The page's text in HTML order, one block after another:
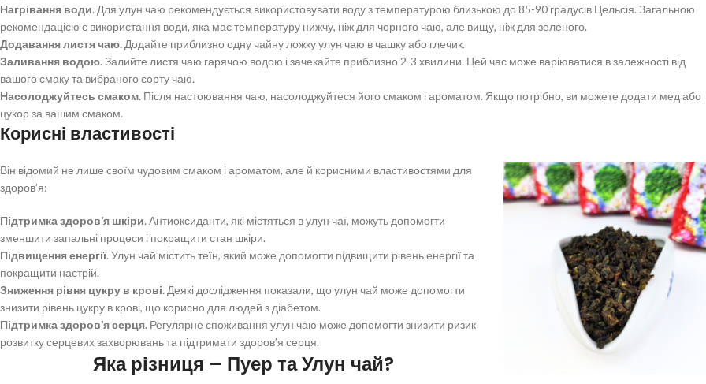
Нагрівання води. Для улун чаю рекомендується використовувати воду з температурою близькою до 85-90 градусів Цельсія. Загальною
рекомендацією є використання води, яка має температуру нижчу, ніж для чорного чаю, але вищу, ніж для зеленого.
Додавання листя чаю. Додайте приблизно одну чайну ложку улун чаю в чашку або глечик.
Заливання водою. Залийте листя чаю гарячою водою і зачекайте приблизно 2-3 хвилини. Цей час може варіюватися в залежності від
вашого смаку та вибраного сорту чаю.
Насолоджуйтесь смаком. Після настоювання чаю, насолоджуйтеся його смаком і ароматом. Якщо потрібно, ви можете додати мед або
цукор за вашим смаком.
Корисні властивості
Він відомий не лише своїм чудовим смаком і ароматом, але й корисними властивостями для
здоров’я:
Підтримка здоров’я шкіри. Антиоксиданти, які містяться в улун чаї, можуть допомогти
зменшити запальні процеси і покращити стан шкіри.
Підвищення енергії. Улун чай містить теїн, який може допомогти підвищити рівень енергії та
покращити настрій.
Зниження рівня цукру в крові. Деякі дослідження показали, що улун чай може допомогти
знизити рівень цукру в крові, що корисно для людей з діабетом.
Підтримка здоров’я серця. Регулярне споживання улун чаю може допомогти знизити ризик
розвитку серцевих захворювань та підтримати здоров’я серця.
Яка різниця – Пуер та Улун чай?